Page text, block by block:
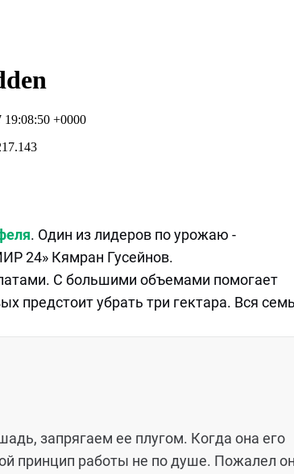
. Один из лидеров по урожаю -
24» Кямран Гусейнов.
С большими объемами помогает
предстоит убрать три гектара. Вся
запрягаем ее плугом. Когда она его
принцип работы не по душе. Пожалел он